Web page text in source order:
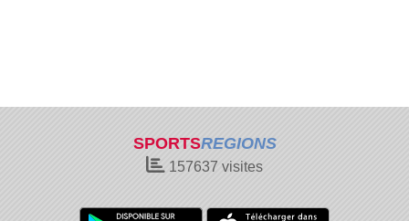
SPORTSREGIONS
157637 visites